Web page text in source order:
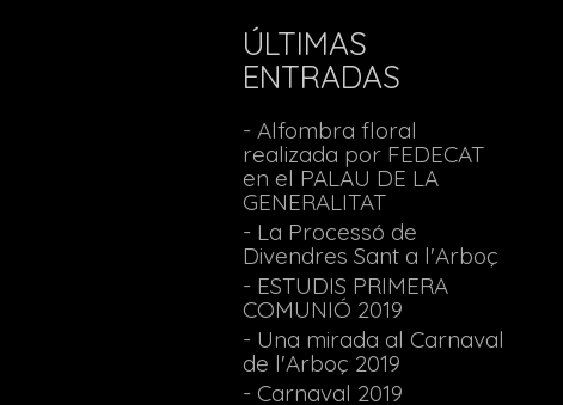
ÚLTIMAS
ENTRADAS
- Alfombra floral
realizada por FEDECAT
en el PALAU DE LA
GENERALITAT
- La Processó de
Divendres Sant a l'Arboç
- ESTUDIS PRIMERA
COMUNIÓ 2019
- Una mirada al Carnaval
de l'Arboç 2019
- Carnaval 2019